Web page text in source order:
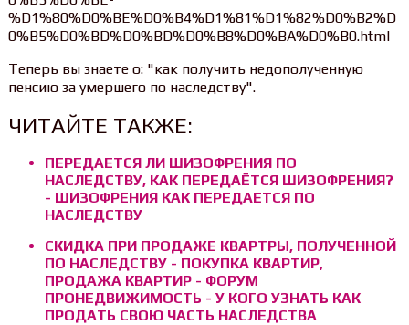
%D1%80%D0%BE%D0%B4%D1%81%D1%82%D0%B2%D
0%B5%D0%BD%D0%BD%D0%B8%D0%BA%D0%B0.html
Теперь вы знаете о: "как получить недополученную
пенсию за умершего по наследству".
ЧИТАЙТЕ ТАКЖЕ:
ПЕРЕДАЕТСЯ ЛИ ШИЗОФРЕНИЯ ПО
НАСЛЕДСТВУ, КАК ПЕРЕДАЁТСЯ ШИЗОФРЕНИЯ?
- ШИЗОФРЕНИЯ КАК ПЕРЕДАЕТСЯ ПО
НАСЛЕДСТВУ
СКИДКА ПРИ ПРОДАЖЕ КВАРТРЫ, ПОЛУЧЕННОЙ
ПО НАСЛЕДСТВУ - ПОКУПКА КВАРТИР,
ПРОДАЖА КВАРТИР - ФОРУМ
ПРОНЕДВИЖИМОСТЬ - У КОГО УЗНАТЬ КАК
ПРОДАТЬ СВОЮ ЧАСТЬ НАСЛЕДСТВА